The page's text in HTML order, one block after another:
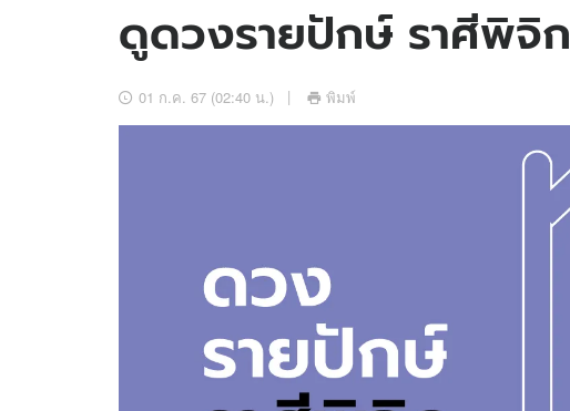
ข่าวบันเทิง
สถิติหวยไทย
ดาวน์โหลดสนุกแอปฟรี ติดตามสนุกโซเชียลได้ที่
ดูดวงรายปักษ์ ราศีพิจิก
01 ก.ค. 67 (02:40 น.) พิมพ์